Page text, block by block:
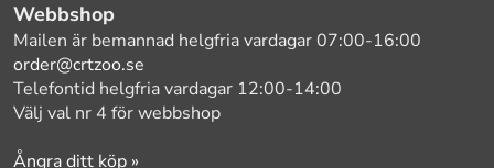
Webbshop
Mailen är bemannad helgfria vardagar 07:00-16:00
order@crtzoo.se
Telefontid helgfria vardagar 12:00-14:00
Välj val nr 4 för webbshop
Ångra ditt köp »